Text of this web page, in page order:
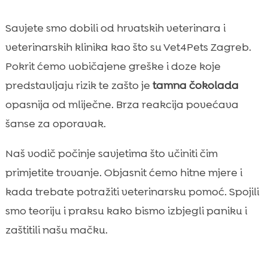
 Prehrana koja podržava zdravlje i smanjuje
rizike
CricksyCat preporuke za sigurnu i zdravu
prehranu
Higijena i pijesak kao dio prevencije stresa
Savjete smo dobili od hrvatskih veterinara i
veterinarskih klinika kao što su Vet4Pets Zagreb.
Pokrit ćemo uobičajene greške i doze koje
predstavljaju rizik te zašto je tamna čokolada
opasnija od mliječne. Brza reakcija povećava
šanse za oporavak.
Naš vodič počinje savjetima što učiniti čim
primjetite trovanje. Objasnit ćemo hitne mjere i
kada trebate potražiti veterinarsku pomoć. Spojili
smo teoriju i praksu kako bismo izbjegli paniku i
zaštitili našu mačku.